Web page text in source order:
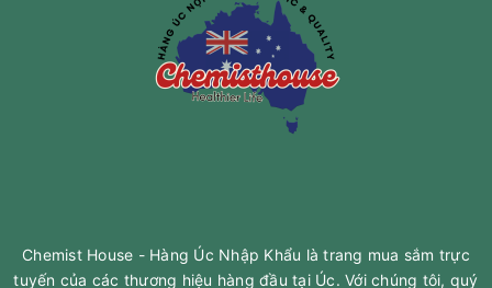
Chemist House - Hàng Úc Nhập Khẩu là trang mua sắm trực
tuyến của các thương hiệu hàng đầu tại Úc. Với chúng tôi, quý